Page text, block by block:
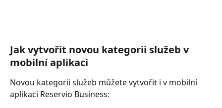
Jak vytvořit novou kategorii služeb v
mobilní aplikaci
Novou kategorii služeb můžete vytvořit i v mobilní
aplikaci Reservio Business: